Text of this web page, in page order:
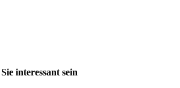
interessant sein